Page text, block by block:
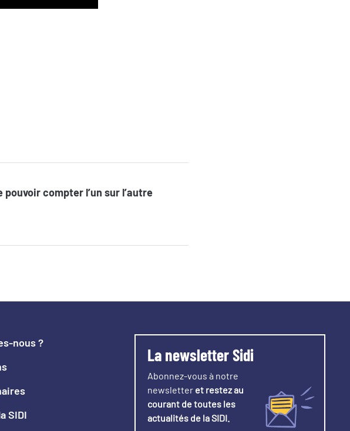
compter l’un sur l’autre
nous ?
SIDI
La newsletter Sidi
Abonnez-vous à notre
newsletter et restez au
courant de toutes les
actualités de la SIDI.